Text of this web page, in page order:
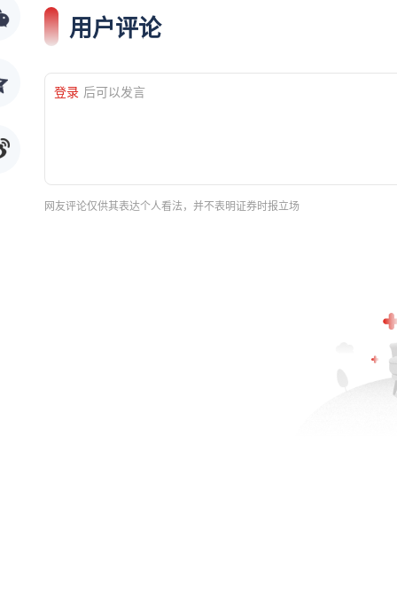
用户评论
登录 后可以发言
网友评论仅供其表达个人看法，并不表明证券时报立场